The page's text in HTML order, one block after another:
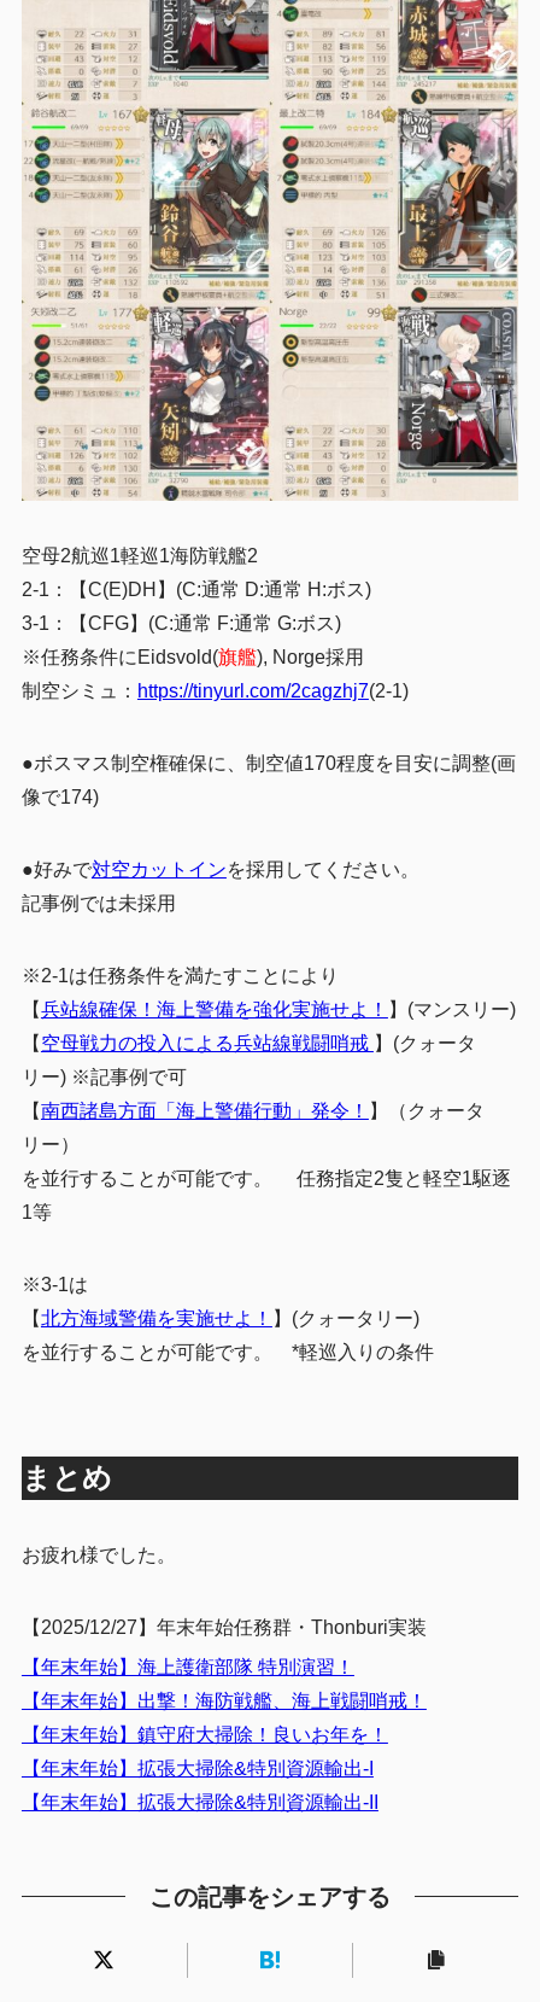
空母2航巡1軽巡1海防戦艦2
2-1：【C(E)DH】(C:通常 D:通常 H:ボス)
3-1：【CFG】(C:通常 F:通常 G:ボス)
※任務条件にEidsvold(旗艦), Norge採用
制空シミュ： https://tinyurl.com/2cagzhj7(2-1)
●ボスマス制空権確保に、制空値170程度を目安に調整(画
像で174)
●好みで対空カットインを採用してください。
記事例では未採用
※2-1は任務条件を満たすことにより
【兵站線確保！海上警備を強化実施せよ！ 】(マンスリー)
【 空母戦力の投入による兵站線戦闘哨戒 】(クォータ
リー) ※記事例で可
【南西諸島方面「海上警備行動」発令！ 】（クォータ
リー）
を並行することが可能です。 任務指定2隻と軽空1駆逐
1等
※3-1は
【北方海域警備を実施せよ！ 】(クォータリー)
を並行することが可能です。 *軽巡入りの条件
まとめ
お疲れ様でした。
【2025/12/27】年末年始任務群・Thonburi実装
【年末年始】海上護衛部隊 特別演習！
【年末年始】出撃！海防戦艦、海上戦闘哨戒！
【年末年始】鎮守府大掃除！良いお年を！
【年末年始】拡張大掃除&特別資源輸出-I
【年末年始】拡張大掃除&特別資源輸出-II
この記事をシェアする